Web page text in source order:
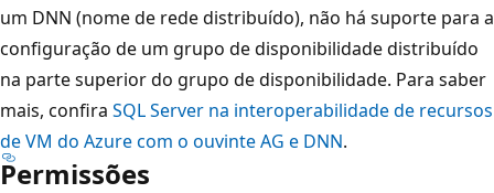
um DNN (nome de rede distribuído), não há suporte para a
configuração de um grupo de disponibilidade distribuído
na parte superior do grupo de disponibilidade. Para saber
mais, confira SQL Server na interoperabilidade de recursos
de VM do Azure com o ouvinte AG e DNN.
Permissões